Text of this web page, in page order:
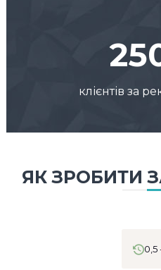
клієнтів за
ЯК ЗРОБИТИ
0,5